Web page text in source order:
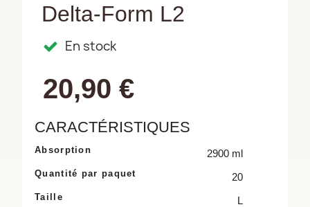
Delta-Form L2
En stock
20,90 €
CARACTÉRISTIQUES
Absorption 2900 ml
Quantité par paquet 20
Taille L